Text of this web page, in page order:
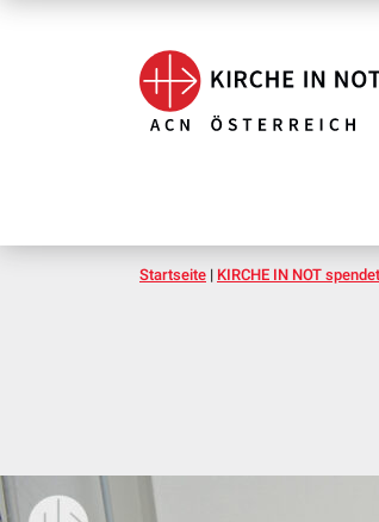
Startseite | KIRCHE IN NOT